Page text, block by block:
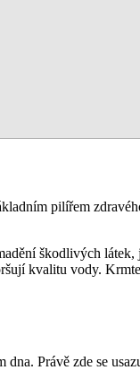
pilířem
škodlivých látek,
kvalitu vody.
Právě zde se